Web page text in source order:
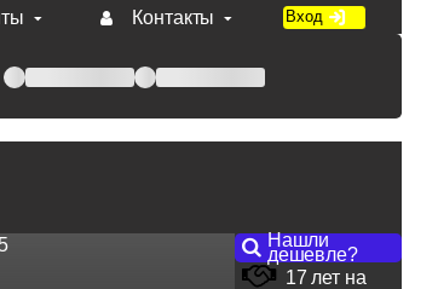
Контакты Вход
счету.
Нашли
дешевле?
17 лет на